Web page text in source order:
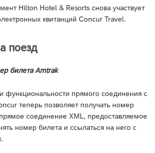
Hilton Hotel & Resorts снова участвует
квитанций Concur Travel.
поезд
билета Amtrak
функциональности прямого соединения с
теперь позволяет получать номер
соединение XML, предоставляемое
номер билета и ссылаться на него с